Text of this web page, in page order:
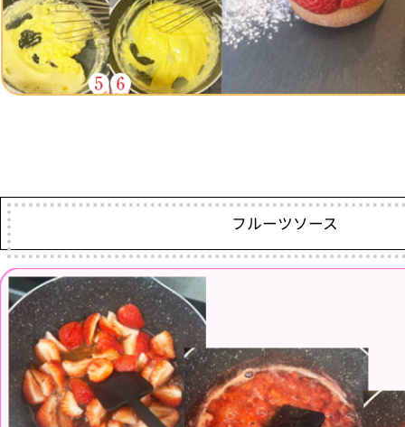
フルーツソース